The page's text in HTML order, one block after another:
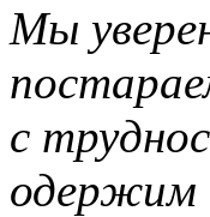
Мы
с
одержим